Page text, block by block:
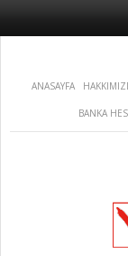
ANASAYFA
BANKA